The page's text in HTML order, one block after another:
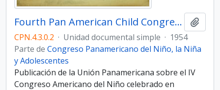
Fourth Pan American Child Congress. Final Act
CPN.4.3.0.2 · Unidad documental simple · 1954
Parte de Congreso Panamericano del Niño, la Niña
y Adolescentes
Publicación de la Unión Panamericana sobre el IV
Congreso Americano del Niño celebrado en